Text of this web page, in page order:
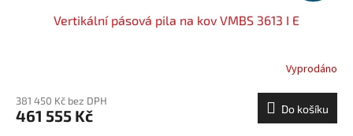
Vertikální pásová pila na kov VMBS 3613 I E
Vyprodáno
381 450 Kč bez DPH
461 555 Kč Do košíku